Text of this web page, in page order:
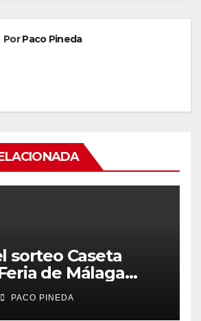
PorPaco Pineda
sorteo Caseta
de Málaga
PACO PINEDA